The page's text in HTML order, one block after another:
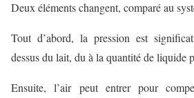
Deux éléments changent, comparé au
Tout d’abord, la pression est
dessus du lait, du à la quantité de liquide
Ensuite, l’air peut entrer pour